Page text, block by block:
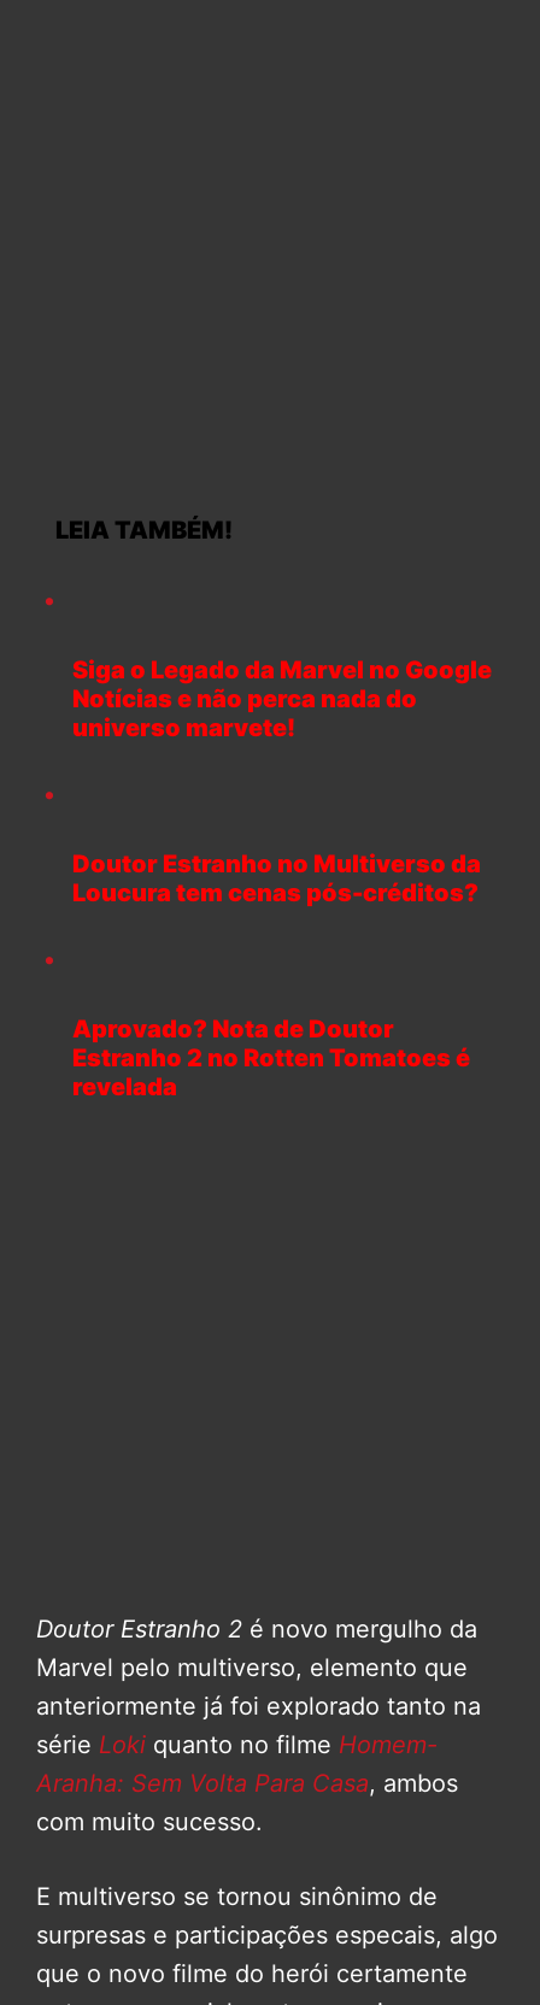
LEIA TAMBÉM!
Siga o Legado da Marvel no Google
Notícias e não perca nada do
universo marvete!
Doutor Estranho no Multiverso da
Loucura tem cenas pós-créditos?
Aprovado? Nota de Doutor
Estranho 2 no Rotten Tomatoes é
revelada
Doutor Estranho 2 é novo mergulho da
Marvel pelo multiverso, elemento que
anteriormente já foi explorado tanto na
série Loki quanto no filme Homem-
Aranha: Sem Volta Para Casa, ambos
com muito sucesso.
E multiverso se tornou sinônimo de
surpresas e participações especais, algo
que o novo filme do herói certamente